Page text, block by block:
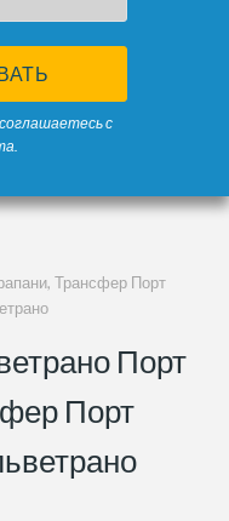
с
Трансфер Порт
Порт
Порт